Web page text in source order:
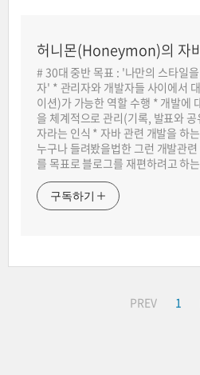
허니몬(Honeymon)의 자
# 30대 중반 목표 : '나만의 스타일
자' * 관리자와 개발자들 사이에서
이션)가 가능한 역할 수행 * 개발에
을 체계적으로 관리(기록, 발표와
자라는 인식 * 자바 관련 개발을 하
누구나 들려봤을법한 그런 개발관
를 목표로 블로그를 재편하려고 하
구독하기
PREV 1